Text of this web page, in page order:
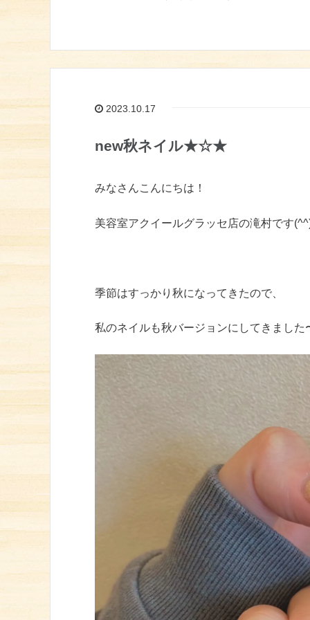
2023.10.17
new秋ネイル★☆★
みなさんこんにちは！
美容室アクイールグラッセ店の滝村です
季節はすっかり秋になってきたので、
私のネイルも秋バージョンにしてきました